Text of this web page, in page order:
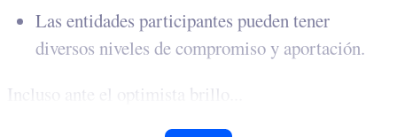
Las entidades participantes pueden tener
diversos niveles de compromiso y aportación.
Incluso ante el optimista brillo...